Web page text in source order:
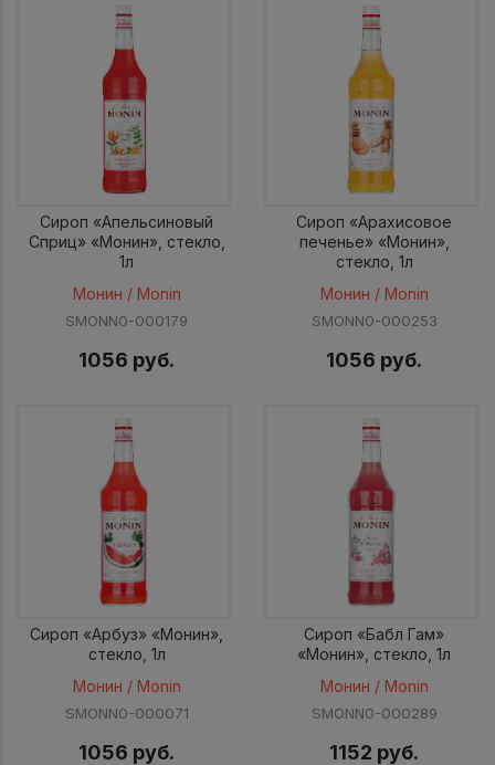
Сироп «Апельсиновый
Сприц» «Монин», стекло,
1л
Монин / Monin
SMONN0-000179
1056 руб.
Сироп «Арахисовое
печенье» «Монин»,
стекло, 1л
Монин / Monin
SMONN0-000253
1056 руб.
Сироп «Арбуз» «Монин»,
стекло, 1л
Монин / Monin
SMONN0-000071
1056 руб.
Сироп «Бабл Гам»
«Монин», стекло, 1л
Монин / Monin
SMONN0-000289
1152 руб.